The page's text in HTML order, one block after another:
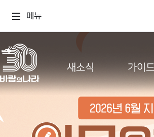
메뉴
새소식 가이